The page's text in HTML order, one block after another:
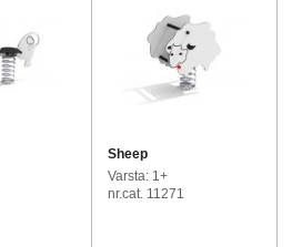
Sheep
Varsta: 1+
nr.cat. 11271